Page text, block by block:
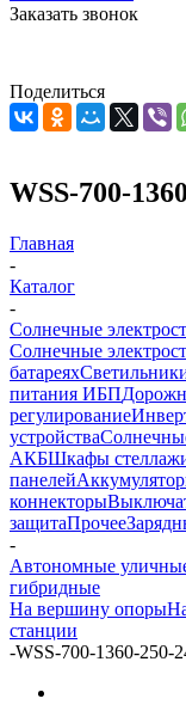
Заказать звонок
Поделиться
WSS-700-
Главная
-
Каталог
-
Солнечные
Солнечные
батареях
питания ИБП
регулирование
устройства
АКБШкафы
панелей
коннекторы
защитаПрочее
-
Автономные
гибридные
На вершину опоры
станции
-WSS-700-1360-250-